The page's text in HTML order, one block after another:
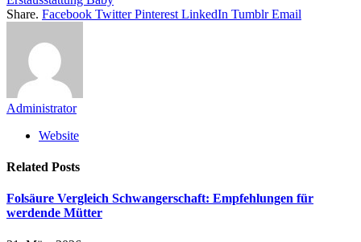
Share. Facebook Twitter Pinterest LinkedIn Tumblr Email
Administrator
Website
Related Posts
Folsäure Vergleich Schwangerschaft: Empfehlungen für
werdende Mütter